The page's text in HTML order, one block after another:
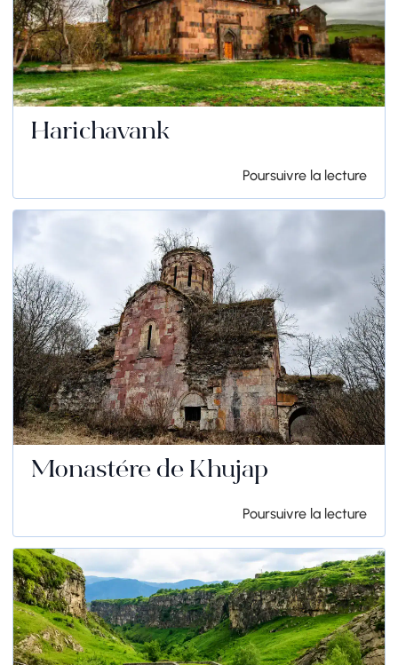
Harichavank
Poursuivre la lecture
Monastère de Khujap
Poursuivre la lecture